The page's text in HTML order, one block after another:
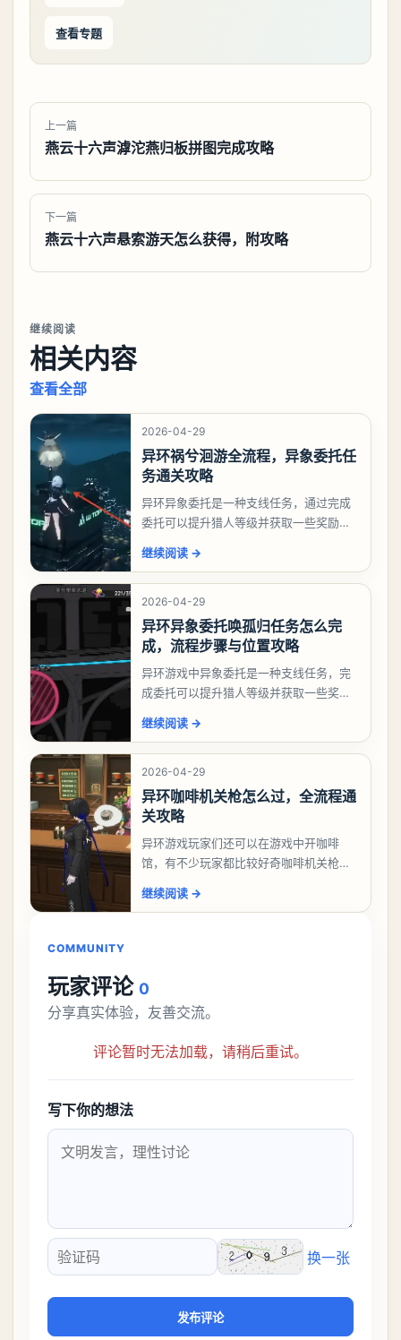
查看专题
上一篇
燕云十六声滹沱燕归板拼图完成攻略
下一篇
燕云十六声悬索游天怎么获得，附攻略
继续阅读
相关内容
查看全部
2026-04-29
异环祸兮洄游全流程，异象委托任
务通关攻略
异环异象委托是一种支线任务，通过完成
委托可以提升猎人等级并获取一些奖励，
么做，下面就来告诉大家。异环异象委托
祸兮洄游任务攻略
继续阅读 →
2026-04-29
异环异象委托唤孤归任务怎么完
成，流程步骤与位置攻略
异环游戏中异象委托是一种支线任务，完
成委托可以提升猎人等级并获取一些奖
么做，今天游戏熊就来告诉大家。异环异
象委托唤孤归任务攻
继续阅读 →
2026-04-29
异环咖啡机关枪怎么过，全流程通
关攻略
异环游戏玩家们还可以在游戏中开咖啡
馆，有不少玩家都比较好奇咖啡机关枪应
机关枪攻略。异环咖啡机关枪怎么过一、
继续阅读 →
COMMUNITY
玩家评论 0
分享真实体验，友善交流。
评论暂时无法加载，请稍后重试。
写下你的想法
验证码
换一张
发布评论